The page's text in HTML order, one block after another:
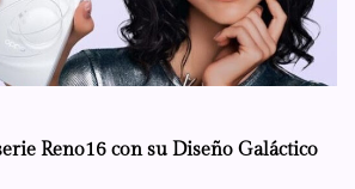
Reno16 con su Diseño Galáctico